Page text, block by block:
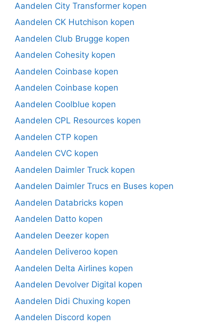
Aandelen City Transformer kopen
Aandelen CK Hutchison kopen
Aandelen Club Brugge kopen
Aandelen Cohesity kopen
Aandelen Coinbase kopen
Aandelen Coinbase kopen
Aandelen Coolblue kopen
Aandelen CPL Resources kopen
Aandelen CTP kopen
Aandelen CVC kopen
Aandelen Daimler Truck kopen
Aandelen Daimler Trucs en Buses kopen
Aandelen Databricks kopen
Aandelen Datto kopen
Aandelen Deezer kopen
Aandelen Deliveroo kopen
Aandelen Delta Airlines kopen
Aandelen Devolver Digital kopen
Aandelen Didi Chuxing kopen
Aandelen Discord kopen